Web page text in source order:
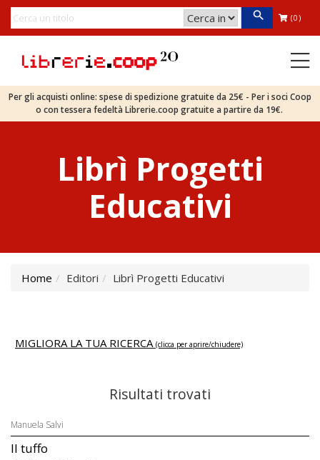
(0)
Per gli acquisti online: spese di spedizione gratuite da 25€ - Per i soci Coop
o con tessera fedeltà Librerie.coop gratuite a partire da 19€.
Librì Progetti
Educativi
Home Editori Librì Progetti Educativi
MIGLIORA LA TUA RICERCA (clicca per aprire/chiudere)
Risultati trovati
Manuela Salvi
Il tuffo